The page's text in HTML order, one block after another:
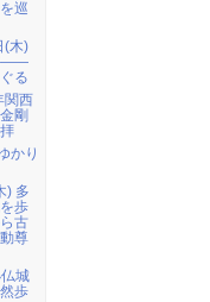
巡
(木)
――
る
関西
剛
かり
) 多
歩
古
尊
城
歩